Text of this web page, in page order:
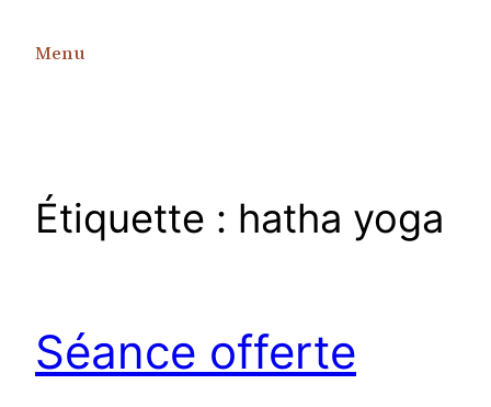
Menu
Étiquette : hatha yoga
Séance offerte